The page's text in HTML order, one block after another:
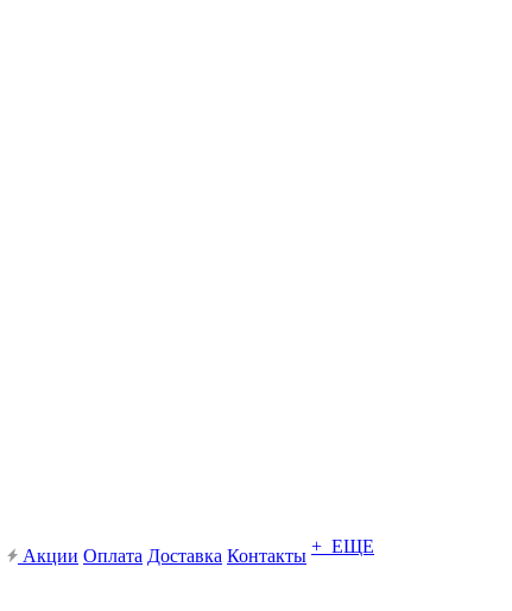
Акции Оплата Доставка Контакты + ЕЩЕ